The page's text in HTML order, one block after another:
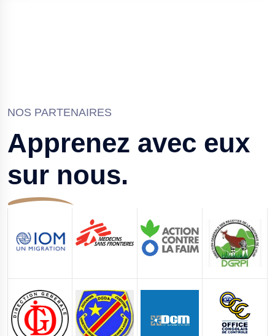
NOS PARTENAIRES
Apprenez avec eux
sur nous.